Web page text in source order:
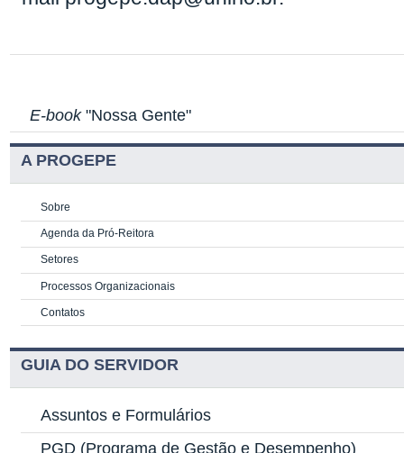
E-book"Nossa Gente"
A PROGEPE
Sobre
Agenda da Pró-Reitora
Setores
Processos Organizacionais
Contatos
GUIA DO SERVIDOR
Assuntos e Formulários
PGD (Programa de Gestão e Desempenho)